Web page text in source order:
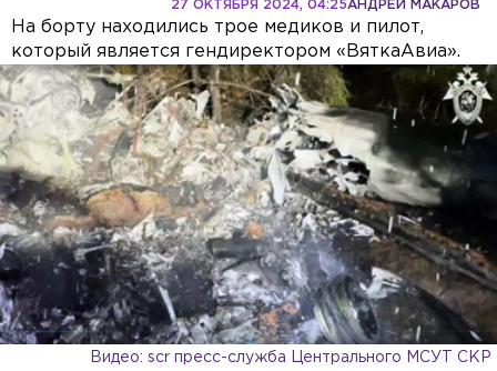
АНДРЕЙ МАКАРОВ
27 ОКТЯБРЯ 2024, 04:25
На борту находились трое медиков и пилот,
который является гендиректором «ВяткаАвиа».
Видео: scr пресс-служба Центрального МСУТ СКР